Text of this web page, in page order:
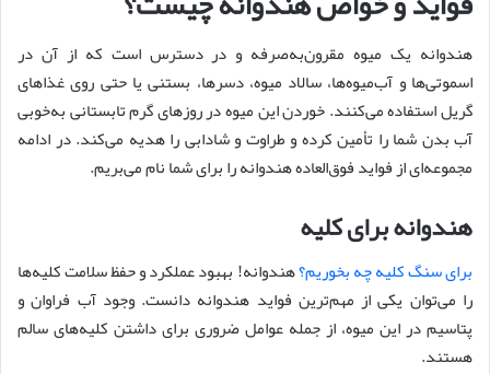
هندوانه یک میوه مقرون‌به‌صرفه و در دسترس است که از آن در
اسموتی‌ها و آب‌میوه‌ها، سالاد میوه، دسرها، بستنی یا حتی روی غذاهای
گریل استفاده می‌کنند. خوردن این میوه در روزهای گرم تابستانی به‌خوبی
آب بدن شما را تأمین کرده و طراوت و شادابی را هدیه می‌کند. در ادامه
مجموعه‌ای از فواید فوق‌العاده هندوانه را برای شما نام می‌بریم.
هندوانه برای کلیه
برای سنگ کلیه چه بخوریم؟هندوانه! بهبود عملکرد و حفظ سلامت کلیه‌ها
را می‌توان یکی از مهم‌ترین فواید هندوانه دانست. وجود آب فراوان و
پتاسیم در این میوه، از جمله عوامل ضروری برای داشتن کلیه‌های سالم
هستند.